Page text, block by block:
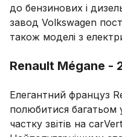
до бензинових і
завод Volkswagen
також моделі з
Renault Mégane -
Елегантний француз
полюбитися багатьом
частку звітів на